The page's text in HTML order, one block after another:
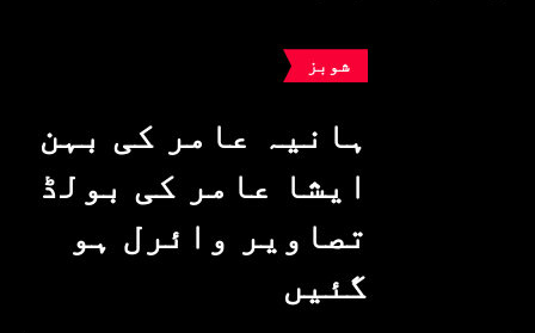
شوبز
ہانیہ عامر کی بہن
ایشا عامر کی بولڈ
تصاویر وائرل ہو
گئیں